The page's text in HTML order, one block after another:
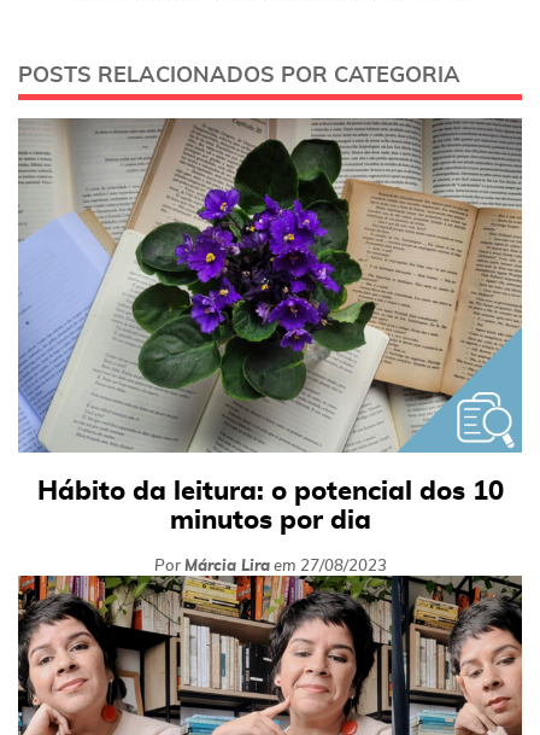
POSTS RELACIONADOS POR CATEGORIA
Hábito da leitura: o potencial dos 10
minutos por dia
Por Márcia Liraem 27/08/2023